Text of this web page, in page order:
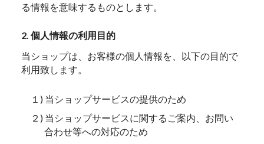
る情報を意味するものとします。
2. 個人情報の利用目的
当ショップは、お客様の個人情報を、以下の目的で
利用致します。
１) 当ショップサービスの提供のため
２) 当ショップサービスに関するご案内、お問い
合わせ等への対応のため